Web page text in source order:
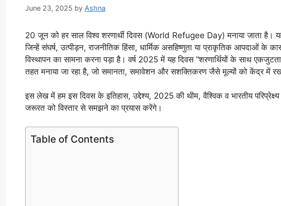
June 23, 2025 by Ashna
20 जून को हर साल विश्व शरणार्थी दिवस (World Refugee Day) मनाया जाता है।
जिन्हें संघर्ष, उत्पीड़न, राजनीतिक हिंसा, धार्मिक असहिष्णुता या प्राकृतिक आपदाओं के
विस्थापन का सामना करना पड़ा है। वर्ष 2025 में यह दिवस “शरणार्थियों के साथ
तहत मनाया जा रहा है, जो समानता, समावेशन और सशक्तिकरण जैसे मूल्यों को केंद्र में
इस लेख में हम इस दिवस के इतिहास, उद्देश्य, 2025 की थीम, वैश्विक व भारतीय
जरूरत को विस्तार से समझने का प्रयास करेंगे।
Table of Contents